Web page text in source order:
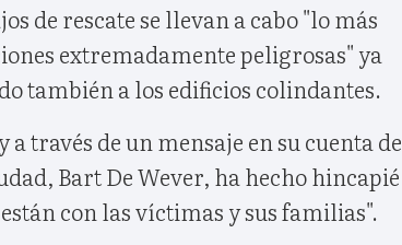
de rescate se llevan a cabo "lo más
extremadamente peligrosas" ya
también a los edificios colindantes.
través de un mensaje en su cuenta de
Bart De Wever, ha hecho hincapié
con las víctimas y sus familias".